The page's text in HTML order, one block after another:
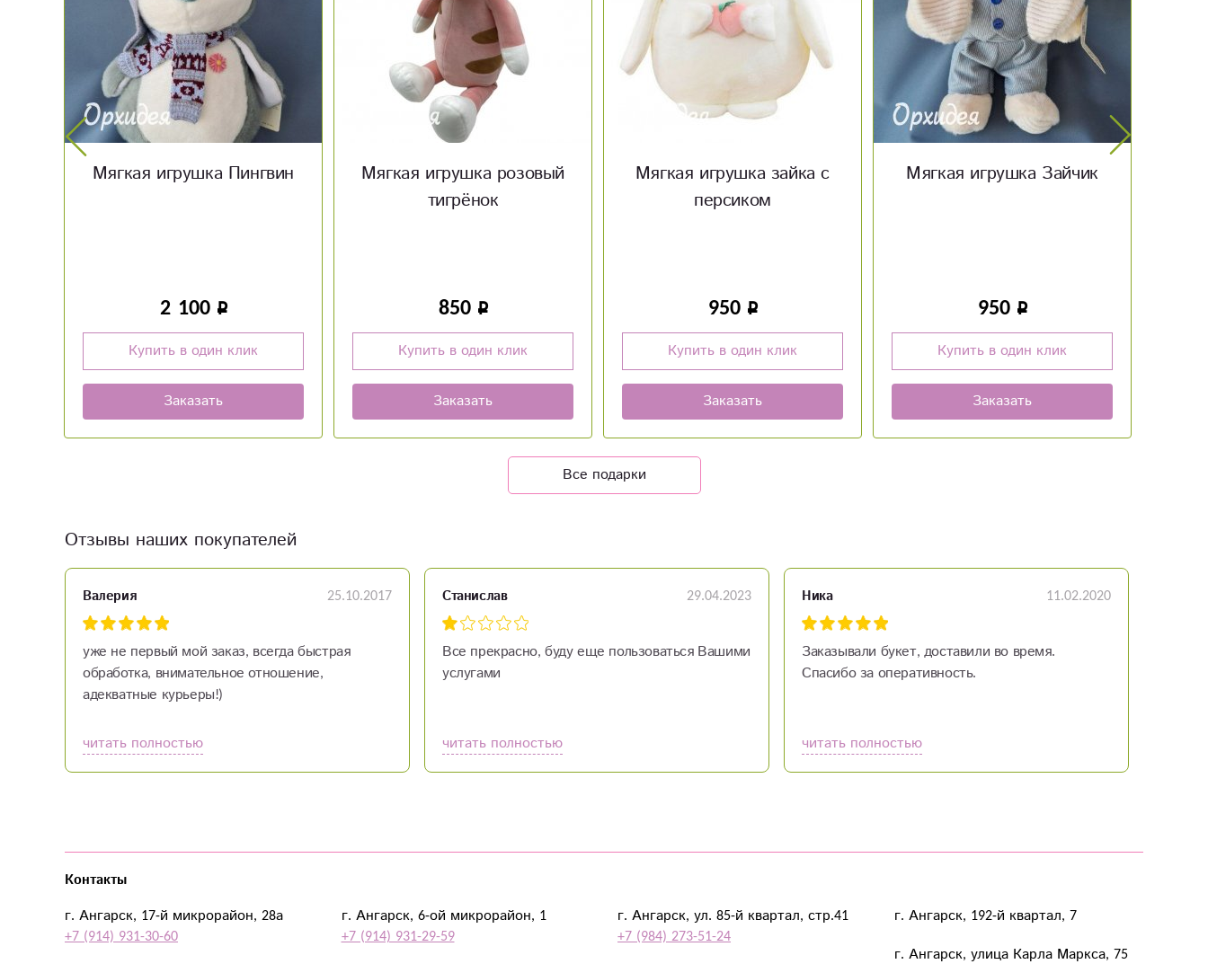
Мягкая игрушка розовый
850
Купить в один клик
Заказать
Мягкая игрушка зайка с
персиком
950
Купить в один клик
Заказать
Мягкая игрушка Зайчик
950
Купить в один клик
Заказать
Мягкая игрушка Стич
1 200
Купить в один клик
Заказать
Все подарки
Отзывы наших покупателей
Валерия 25.10.2017
уже не первый мой заказ, всегда быстрая
обработка, внимательное отношение,
адекватные курьеры!)
читать полностью
Станислав 29.04.2023
Все прекрасно, буду еще пользоваться Вашими
услугами
читать полностью
Ника 11.02.2020
Заказывали букет, доставили во время.
Спасибо за оперативность.
читать полностью
Контакты
г. Ангарск, 17-й микрорайон, 28а
+7 (914) 931-30-60
г. Ангарск, 6-ой микрорайон, 1
+7 (914) 931-29-59
г. Ангарск, ул. 85-й квартал, стр.41
+7 (984) 273-51-24
г. Ангарск, 192-й квартал, 7
г. Ангарск, улица Карла Маркса, 75